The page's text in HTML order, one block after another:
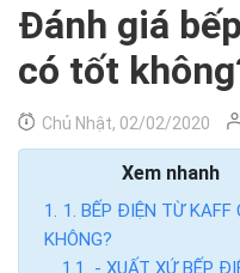
Đánh giá
có tốt
Chủ Nhật, 02/02/2020
Xem nhanh
1. BẾP ĐIỆN TỪ KAFF
KHÔNG?
- XUẤT XỨ BẾP